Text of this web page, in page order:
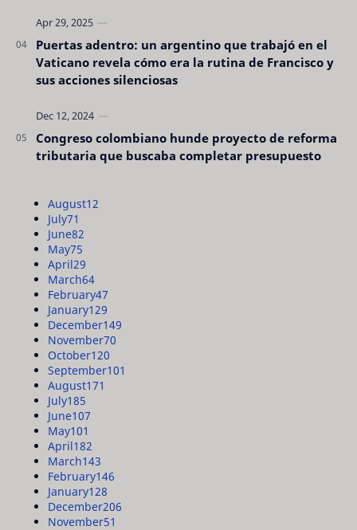
Puertas adentro: un argentino que trabajó en el
Vaticano revela cómo era la rutina de Francisco y
sus acciones silenciosas
Congreso colombiano hunde proyecto de reforma
tributaria que buscaba completar presupuesto
August12
July71
June82
May75
April29
March64
February47
January129
December149
November70
October120
September101
August171
July185
June107
May101
April182
March143
February146
January128
December206
November51